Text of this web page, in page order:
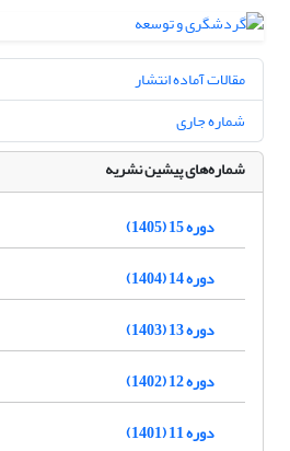
مقالات آماده انتشار
شماره جاری
شماره‌های پیشین نشریه
دوره 15 (1405)
دوره 14 (1404)
دوره 13 (1403)
دوره 12 (1402)
دوره 11 (1401)